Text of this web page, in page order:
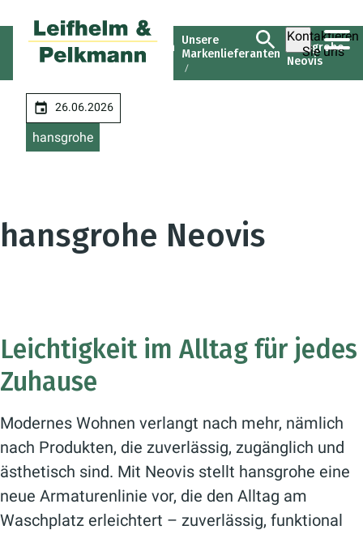
Kontaktieren
Sie uns
Leifhelm &
Pelkmann
Unternehmen Unsere
Markenlieferanten
hansgrohe
Neovis
26.06.2026
hansgrohe
hansgrohe Neovis
Leichtigkeit im Alltag für jedes
Zuhause
Modernes Wohnen verlangt nach mehr, nämlich
nach Produkten, die zuverlässig, zugänglich und
ästhetisch sind. Mit Neovis stellt hansgrohe eine
neue Armaturenlinie vor, die den Alltag am
Waschplatz erleichtert – zuverlässig, funktional